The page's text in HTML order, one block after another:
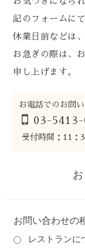
記のフォームに
休業日前などは
お急ぎの際は、
申し上げます。
お電話でのお問
03-5413-
受付時間：11：
お問い合わせの
レストランに